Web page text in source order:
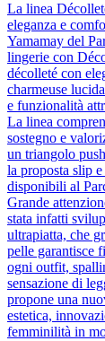
La linea
eleganza e
Yamamay del
lingerie con
décolleté con
charmeuse
e funzionalità
La linea
sostegno e
un triangolo
la proposta slip
disponibili al
Grande
stata infatti
ultrapiatta, che
pelle garantisce
ogni outfit,
sensazione di
propone una
estetica,
femminilità in